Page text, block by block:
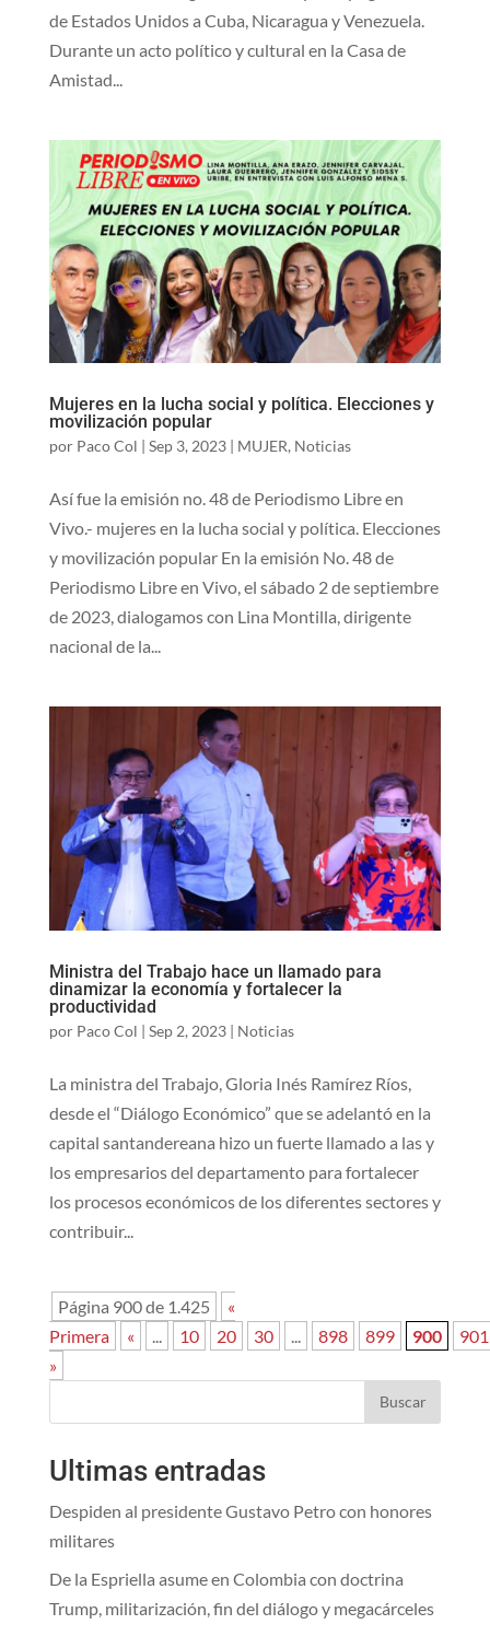
de Estados Unidos a Cuba, Nicaragua y Venezuela.
Durante un acto político y cultural en la Casa de
Amistad...
Mujeres en la lucha social y política. Elecciones y
movilización popular
por Paco Col | Sep 3, 2023| MUJER, Noticias
Así fue la emisión no. 48 de Periodismo Libre en
Vivo.- mujeres en la lucha social y política. Elecciones
y movilización popular En la emisión No. 48 de
Periodismo Libre en Vivo, el sábado 2 de septiembre
de 2023, dialogamos con Lina Montilla, dirigente
nacional de la...
Ministra del Trabajo hace un llamado para
dinamizar la economía y fortalecer la
productividad
por Paco Col | Sep 2, 2023| Noticias
La ministra del Trabajo, Gloria Inés Ramírez Ríos,
desde el “Diálogo Económico” que se adelantó en la
capital santandereana hizo un fuerte llamado a las y
los empresarios del departamento para fortalecer
los procesos económicos de los diferentes sectores y
contribuir...
Página 900 de 1.425
«
Primera
« ... 10 20 30 ... 898 899 900
901
»
Buscar
Ultimas entradas
Despiden al presidente Gustavo Petro con honores
militares
De la Espriella asume en Colombia con doctrina
Trump, militarización, fin del diálogo y megacárceles